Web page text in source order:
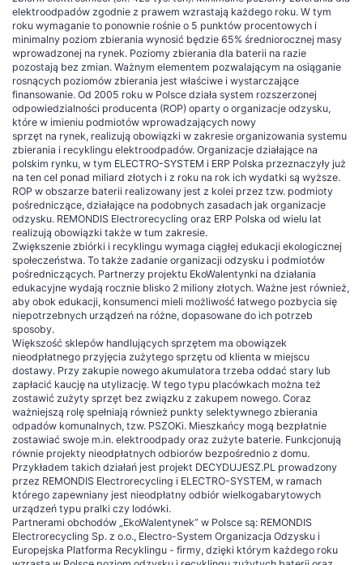
elektroodpadów zgodnie z prawem wzrastają każdego roku. W tym
roku wymaganie to ponownie rośnie o 5 punktów procentowych i
minimalny poziom zbierania wynosić będzie 65% średniorocznej masy
wprowadzonej na rynek. Poziomy zbierania dla baterii na razie
pozostają bez zmian. Ważnym elementem pozwalającym na osiąganie
rosnących poziomów zbierania jest właściwe i wystarczające
finansowanie. Od 2005 roku w Polsce działa system rozszerzonej
odpowiedzialności producenta (ROP) oparty o organizacje odzysku,
które w imieniu podmiotów wprowadzających nowy
sprzęt na rynek, realizują obowiązki w zakresie organizowania systemu
zbierania i recyklingu elektroodpadów. Organizacje działające na
polskim rynku, w tym ELECTRO-SYSTEM i ERP Polska przeznaczyły już
na ten cel ponad miliard złotych i z roku na rok ich wydatki są wyższe.
ROP w obszarze baterii realizowany jest z kolei przez tzw. podmioty
pośredniczące, działające na podobnych zasadach jak organizacje
odzysku. REMONDIS Electrorecycling oraz ERP Polska od wielu lat
realizują obowiązki także w tum zakresie.
Zwiększenie zbiórki i recyklingu wymaga ciągłej edukacji ekologicznej
społeczeństwa. To także zadanie organizacji odzysku i podmiotów
pośredniczących. Partnerzy projektu EkoWalentynki na działania
edukacyjne wydają rocznie blisko 2 miliony złotych. Ważne jest również,
aby obok edukacji, konsumenci mieli możliwość łatwego pozbycia się
niepotrzebnych urządzeń na różne, dopasowane do ich potrzeb
sposoby.
Większość sklepów handlujących sprzętem ma obowiązek
nieodpłatnego przyjęcia zużytego sprzętu od klienta w miejscu
dostawy. Przy zakupie nowego akumulatora trzeba oddać stary lub
zapłacić kaucję na utylizację. W tego typu placówkach można też
zostawić zużyty sprzęt bez związku z zakupem nowego. Coraz
ważniejszą rolę spełniają również punkty selektywnego zbierania
odpadów komunalnych, tzw. PSZOKi. Mieszkańcy mogą bezpłatnie
zostawiać swoje m.in. elektroodpady oraz zużyte baterie. Funkcjonują
równie projekty nieodpłatnych odbiorów bezpośrednio z domu.
Przykładem takich działań jest projekt DECYDUJESZ.PL prowadzony
przez REMONDIS Electrorecycling i ELECTRO-SYSTEM, w ramach
którego zapewniany jest nieodpłatny odbiór wielkogabarytowych
urządzeń typu pralki czy lodówki.
Partnerami obchodów „EkoWalentynek” w Polsce są: REMONDIS
Electrorecycling Sp. z o.o., Electro-System Organizacja Odzysku i
Europejska Platforma Recyklingu - firmy, dzięki którym każdego roku